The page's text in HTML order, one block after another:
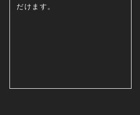
だけます。